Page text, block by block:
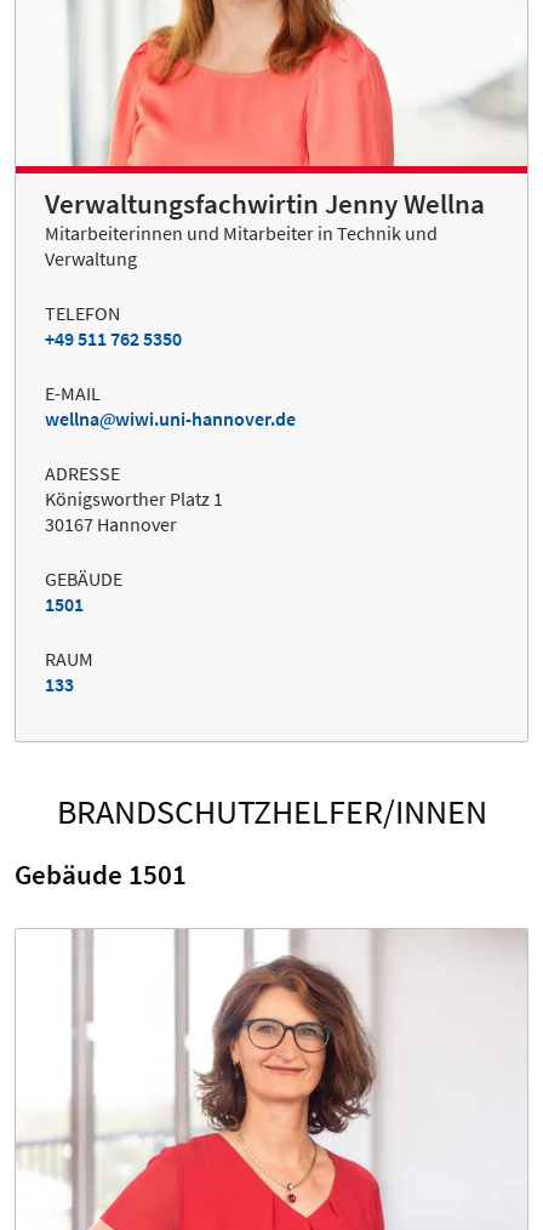
Verwaltungsfachwirtin Jenny Wellna
Mitarbeiterinnen und Mitarbeiter in Technik und
Verwaltung
TELEFON
+49 511 762 5350
E-MAIL
wellna
wiwi.uni-hannover.de
ADRESSE
Königsworther Platz 1
30167 Hannover
GEBÄUDE
1501
RAUM
133
BRANDSCHUTZHELFER/INNEN
Gebäude 1501